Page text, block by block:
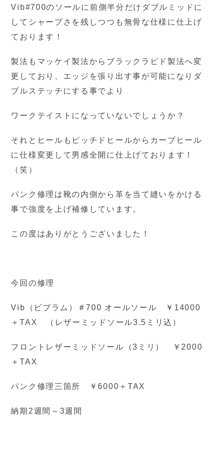
Vib#700のソールに前側半分だけダブルミッドに
してシャープさを残しつつも無骨な仕様に仕上げ
ております！
製法もマッケイ製法からブラックラピド製法へ変
更しており、エッジを張り出す事が可能になりダ
ブルステッチにする事でより
ワークテイストになっていないでしょうか？
それとヒールもピッチドヒールからカーブヒール
に仕様変更して男感全開に仕上げております！
（笑）
パンク修理は靴の内側から革を当て縫いをかける
事で強度を上げ補修しています。
この度はありがとうございました！
今回の修理
Vib（ビブラム）＃700 オールソール ￥14000
＋TAX （レザーミッドソール3.5ミリ込）
フロントレザーミッドソール（3ミリ） ￥2000
＋TAX
パンク修理三箇所 ￥6000＋TAX
納期2週間～3週間